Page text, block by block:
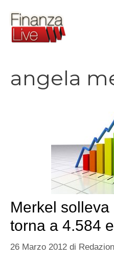
contenuto
angela
Merkel
torna a 4.584
26 Marzo 2012 di